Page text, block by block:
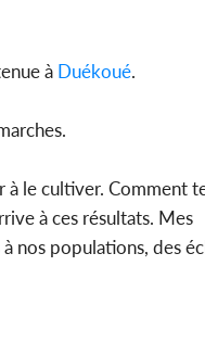
à Duékoué.
à le cultiver. Comment
à ces résultats. Mes
nos populations, des